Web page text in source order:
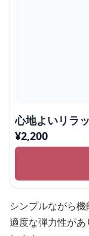
心地よいリラ
¥2,200
シンプルながら機
適度な弾力性が